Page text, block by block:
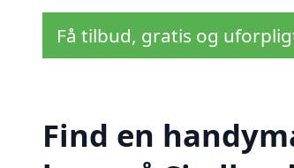
Få tilbud, gratis og
Find en